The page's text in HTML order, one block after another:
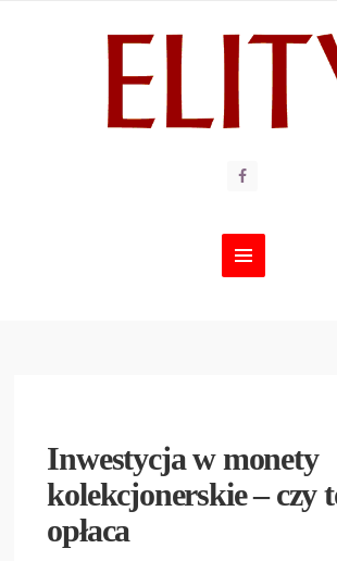
Inwestycja w monety
kolekcjonerskie – czy
opłaca